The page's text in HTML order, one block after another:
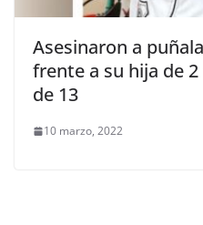
Asesinaron a
frente a su hija de
de 13
10 marzo, 2022